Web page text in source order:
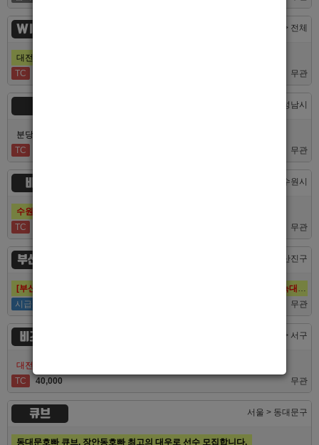
WINNER 대전 > 전체
대전호빠 제일 오래된 박스에서 남보도, 호빠알바를 모집합니다
TC
무관
경기 > 성남시
분당호빠 숨에서 가족처럼 함께일할 알바 분들을 모십니다.
TC
무관
비스트 경기 > 수원시
수원호빠 비스트 인증업소에서 알바 선수 구인합니다
TC
무관
부산 퍼스트 부산 > 부산진구
[부산호빠 퍼스트] 대한민국 1등규모! 서면호빠 12년째 독점! (구. 헤라,늑대,썸,버드)
시급
무관
비즈니스 대전 > 서구
대전호빠 최고의 팀 브라더에서 선수 추가모집합니다!
TC
40,000 무관
큐브 서울 > 동대문구
동대문호빠 큐브, 장안동호빠 최고의 대우로 선수 모집합니다.